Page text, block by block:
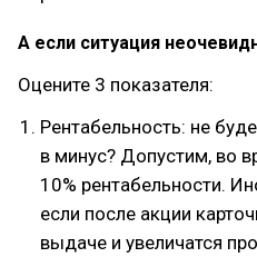
А если ситуация
Оцените 3 показателя:
Рентабельность: не
в минус? Допустим, во
10% рентабельности.
если после акции
выдаче и увеличатся